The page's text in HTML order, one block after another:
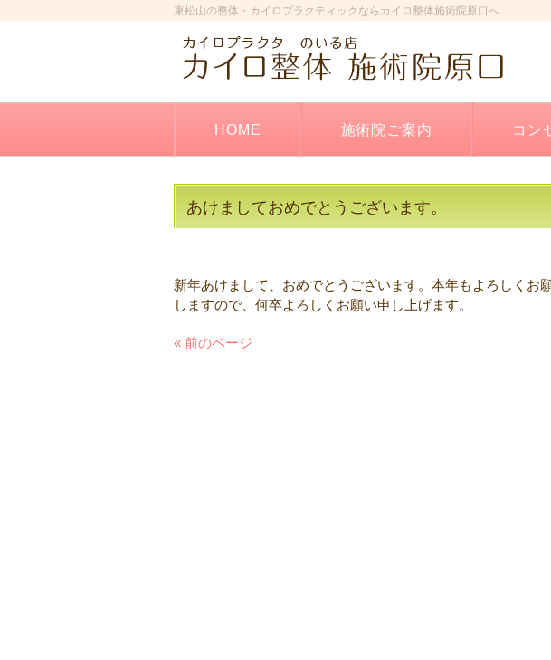
東松山の整体・カイロプラクティックならカイロ整体施術院原口へ
HOME 施術院ご案内 コン
あけましておめでとうございます。
新年あけまして、おめでとうございます。本年もよろしくお
しますので、何卒よろしくお願い申し上げます。
« 前のページ